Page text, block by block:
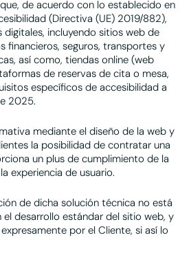
de acuerdo con lo establecido en
(Directiva (UE) 2019/882),
incluyendo sitios web de
financieros, seguros, transportes y
así como, tiendas online (web
de reservas de cita o mesa,
específicos de accesibilidad a
2025.
mediante el diseño de la web y
la posibilidad de contratar una
un plus de cumplimiento de la
experiencia de usuario.
de dicha solución técnica no está
desarrollo estándar del sitio web, y
por el Cliente, si así lo